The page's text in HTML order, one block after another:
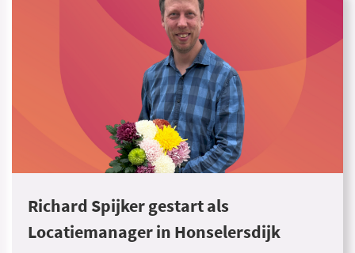
Richard Spijker gestart als
Locatiemanager in Honselersdijk